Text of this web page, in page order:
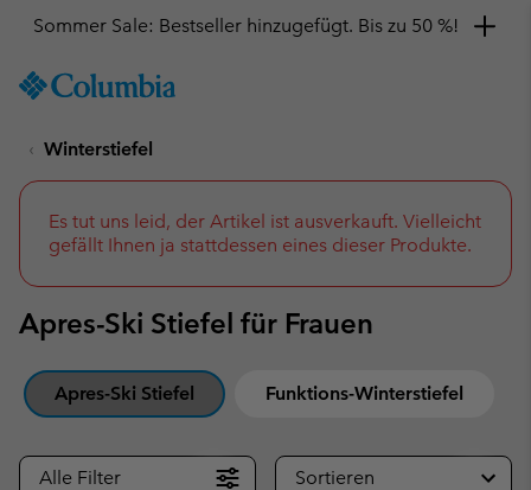
TO
SKIP
NAV
SKIP
TO
SEARCH
Sommer Sale: Bestseller hinzugefügt. Bis zu 50 %!
Winterstiefel
Es tut uns leid, der Artikel ist ausverkauft. Vielleicht
gefällt Ihnen ja stattdessen eines dieser Produkte.
Apres-Ski Stiefel für Frauen
Apres-Ski Stiefel Funktions-Winterstiefel
Alle Filter Sortieren